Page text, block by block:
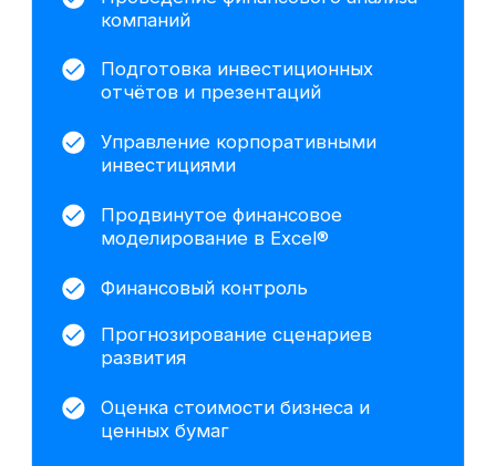
Хотите понять,
подходит ли
вам данная
профессия?